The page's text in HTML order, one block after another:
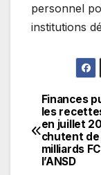
personnel
institutions
de
l’article
Finances
les
en juillet
chutent de
milliards
l’ANSD